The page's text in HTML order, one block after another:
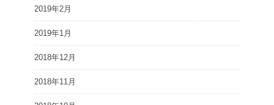
2019年2月
2019年1月
2018年12月
2018年11月